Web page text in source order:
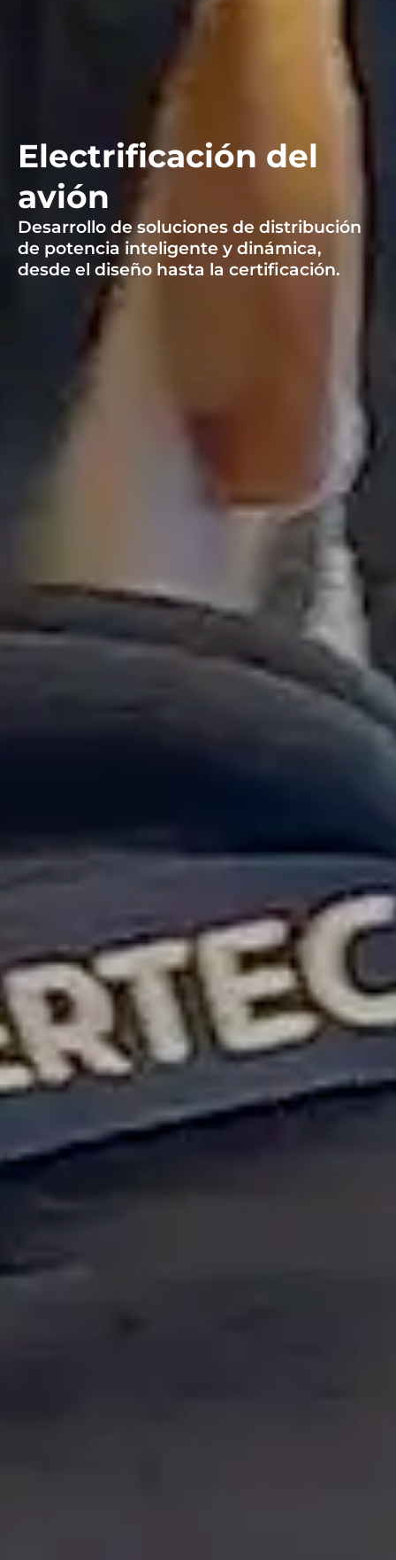
Electrificación del
avión
Desarrollo de soluciones de distribución
de potencia inteligente y dinámica,
desde el diseño hasta la certificación.